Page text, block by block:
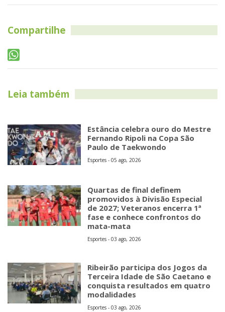
Compartilhe
Leia também
Estância celebra ouro do Mestre
Fernando Ripoli na Copa São
Paulo de Taekwondo
Esportes - 05 ago, 2026
Quartas de final definem
promovidos à Divisão Especial
de 2027; Veteranos encerra 1ª
fase e conhece confrontos do
mata-mata
Esportes - 03 ago, 2026
Ribeirão participa dos Jogos da
Terceira Idade de São Caetano e
conquista resultados em quatro
modalidades
Esportes - 03 ago, 2026